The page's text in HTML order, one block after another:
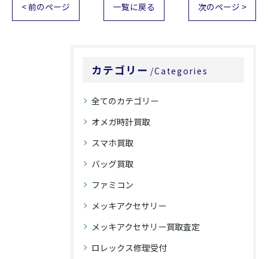
< 前のページ 一覧に戻る 次のページ >
カテゴリー Categories
全てのカテゴリー
オメガ時計買取
スマホ買取
バッグ買取
ファミコン
メッキアクセサリー
メッキアクセサリー買取査定
ロレックス修理受付